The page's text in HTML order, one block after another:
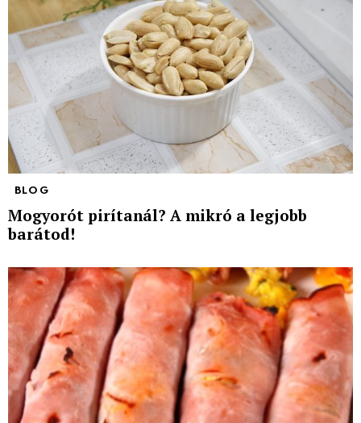
BLOG
Mogyorót pirítanál? A mikró a legjobb
barátod!